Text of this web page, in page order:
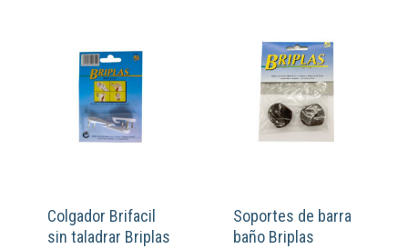
Colgador Brifacil
sin taladrar Briplas
Soportes de barra
baño Briplas